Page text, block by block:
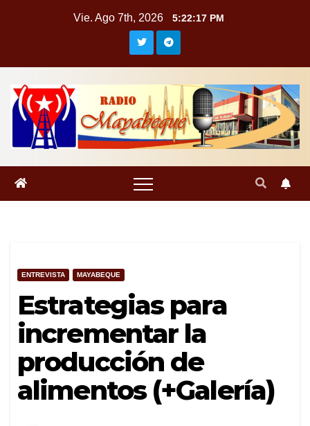
Vie. Ago 7th, 2026 5:22:18 PM
ENTREVISTA MAYABEQUE
Estrategias para
incrementar la
producción de
alimentos (+Galería)